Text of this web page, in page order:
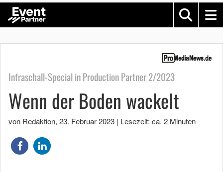
Infraschall-Special in Production Partner 2/2023
Wenn der Boden wackelt
von Redaktion, 23. Februar 2023 | Lesezeit: ca. 2 Minuten